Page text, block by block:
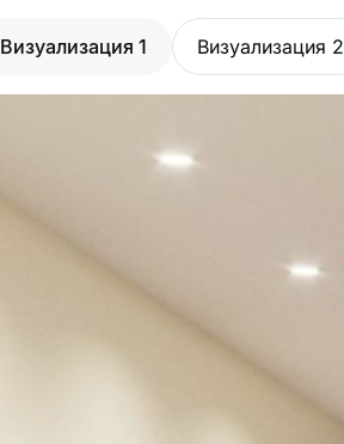
Визуализация 1 Визуализация 2